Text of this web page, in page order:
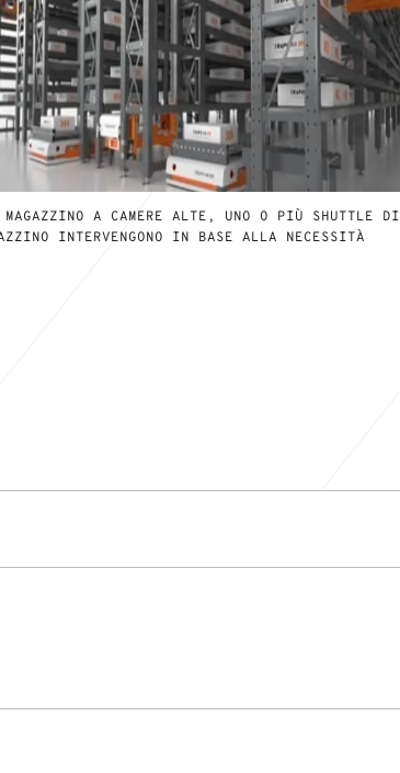
MAGAZZINO A CAMERE ALTE, UNO O PIÙ SHUTTLE DI
INTERVENGONO IN BASE ALLA NECESSITÀ